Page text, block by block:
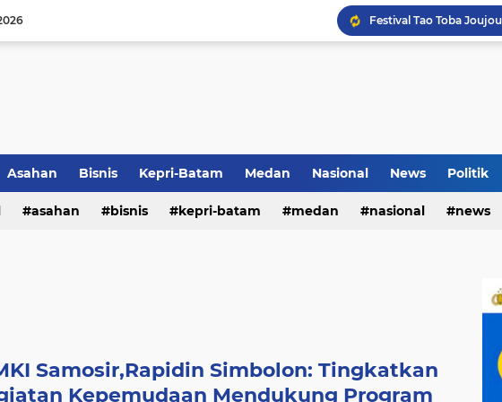
Pemko Medan Raih
Asahan Bisnis Kepri-Batam Medan Nasional News Politik
asahan bisnis kepri-batam medan nasional news
Samosir,Rapidin Simbolon: Tingkatkan
Kepemudaan Mendukung Program